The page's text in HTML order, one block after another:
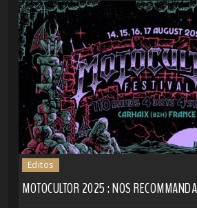
Editos
MOTOCULTOR 2025 : NOS